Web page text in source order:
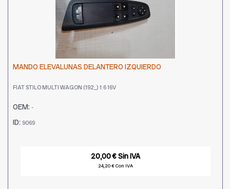
MANDO ELEVALUNAS DELANTERO IZQUIERDO
FIAT STILO MULTI WAGON (192_) 1.6 16V
OEM: -
ID: 9069
20,00 € Sin IVA
24,20 € Con IVA